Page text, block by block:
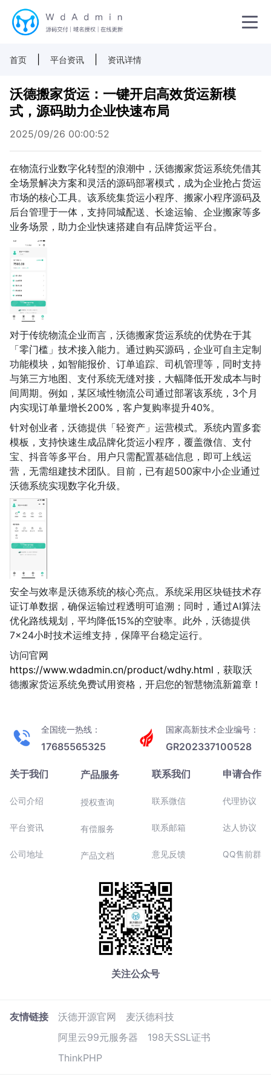
首页 平台资讯 资讯详情
沃德搬家货运：一键开启高效货运新模
式，源码助力企业快速布局
2025/09/26 00:00:52
在物流行业数字化转型的浪潮中，沃德搬家货运系统凭借其
全场景解决方案和灵活的源码部署模式，成为企业抢占货运
市场的核心工具。该系统集货运小程序、搬家小程序源码及
后台管理于一体，支持同城配送、长途运输、企业搬家等多
业务场景，助力企业快速搭建自有品牌货运平台。
对于传统物流企业而言，沃德搬家货运系统的优势在于其
「零门槛」技术接入能力。通过购买源码，企业可自主定制
功能模块，如智能报价、订单追踪、司机管理等，同时支持
与第三方地图、支付系统无缝对接，大幅降低开发成本与时
间周期。例如，某区域性物流公司通过部署该系统，3个月
内实现订单量增长200%，客户复购率提升40%。
针对创业者，沃德提供「轻资产」运营模式。系统内置多套
模板，支持快速生成品牌化货运小程序，覆盖微信、支付
宝、抖音等多平台。用户只需配置基础信息，即可上线运
营，无需组建技术团队。目前，已有超500家中小企业通过
沃德系统实现数字化升级。
安全与效率是沃德系统的核心亮点。系统采用区块链技术存
证订单数据，确保运输过程透明可追溯；同时，通过AI算法
优化路线规划，平均降低15%的空驶率。此外，沃德提供
7×24小时技术运维支持，保障平台稳定运行。
访问官网
https://www.wdadmin.cn/product/wdhy.html ，获取沃
德搬家货运系统免费试用资格，开启您的智慧物流新篇章！
全国统一热线：
17685565325
国家高新技术企业编号：
GR202337100528
关于我们
公司介绍
平台资讯
公司地址
产品服务
授权查询
有偿服务
产品文档
联系我们
联系微信
联系邮箱
意见反馈
申请合作
代理协议
达人协议
QQ售前群
关注公众号
友情链接 沃德开源官网
麦沃德科技
阿里云99元服务器
198天SSL证书
ThinkPHP